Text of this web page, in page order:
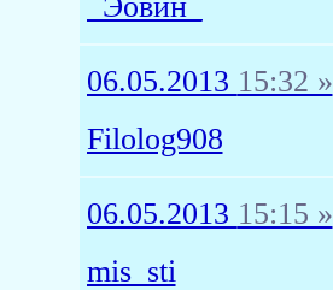
06.05.2013 15:32 »
Filolog908
06.05.2013 15:15 »
mis_sti